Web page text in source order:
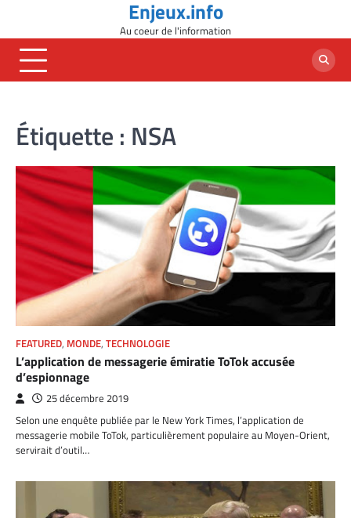
content
Enjeux.info
Au coeur de l'information
Étiquette : NSA
FEATURED, MONDE, TECHNOLOGIE
L’application de messagerie émiratie ToTok accusée
d’espionnage
25 décembre 2019
Selon une enquête publiée par le New York Times, l’application de
messagerie mobile ToTok, particulièrement populaire au Moyen-Orient,
servirait d’outil…